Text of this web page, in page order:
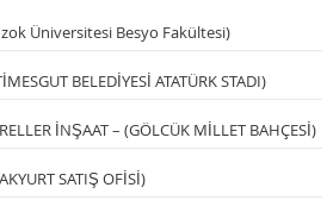
Üniversitesi Besyo Fakültesi)
BELEDİYESİ ATATÜRK STADI)
İNŞAAT – (GÖLCÜK MİLLET BAHÇESİ)
SATIŞ OFİSİ)